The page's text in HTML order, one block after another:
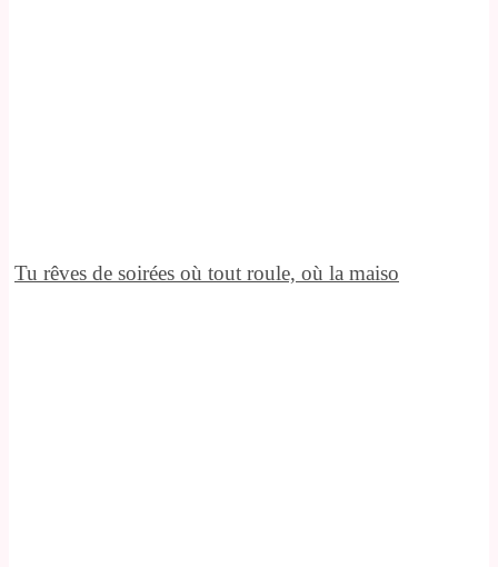
Tu rêves de soirées où tout roule, où la maiso